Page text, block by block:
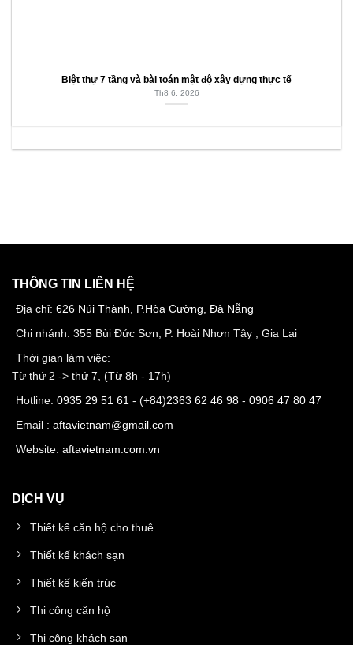
Biệt thự 7 tầng và bài toán mật độ xây dựng thực tế
Th8 6, 2026
THÔNG TIN LIÊN HỆ
Địa chỉ: 626 Núi Thành, P.Hòa Cường, Đà Nẵng
Chi nhánh: 355 Bùi Đức Sơn, P. Hoài Nhơn Tây , Gia Lai
Thời gian làm việc:
Từ thứ 2 -> thứ 7, (Từ 8h - 17h)
Hotline: 0935 29 51 61 - (+84)2363 62 46 98 - 0906 47 80 47
Email : aftavietnam@gmail.com
Website: aftavietnam.com.vn
DỊCH VỤ
Thiết kế căn hộ cho thuê
Thiết kế khách sạn
Thiết kế kiến trúc
Thi công căn hộ
Thi công khách sạn